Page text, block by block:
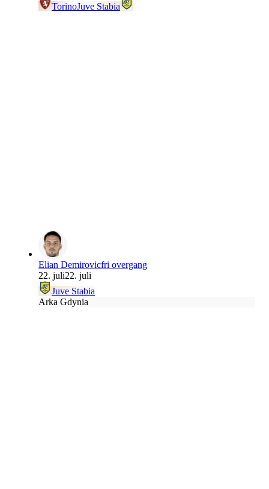
TorinoJuve Stabia
Elian Demirovicfri overgang
22. juli22. juli
Juve Stabia
Arka Gdynia